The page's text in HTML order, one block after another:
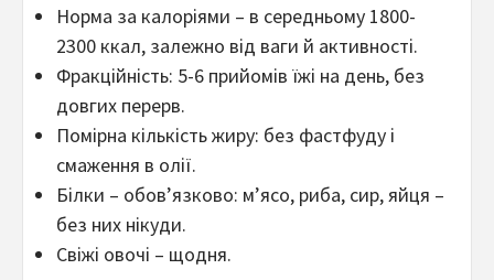
Норма за калоріями – в середньому 1800-
2300 ккал, залежно від ваги й активності.
Фракційність: 5-6 прийомів їжі на день, без
довгих перерв.
Помірна кількість жиру: без фастфуду і
смаження в олії.
Білки – обов’язково: м’ясо, риба, сир, яйця –
без них нікуди.
Свіжі овочі – щодня.